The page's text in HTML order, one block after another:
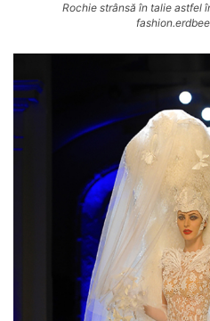
Rochie strânsă în talie astfel